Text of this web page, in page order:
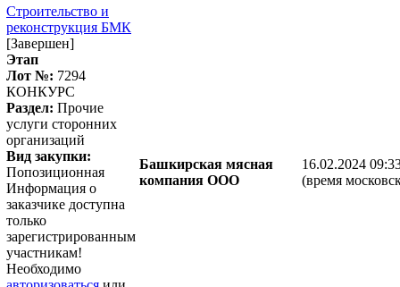
Строительство и
реконструкция БМК
[Завершен]
Этап
Лот №: 7294
КОНКУРС
Раздел: Прочие
услуги сторонних
организаций
Вид закупки:
Попозиционная
Информация о
заказчике доступна
только
зарегистрированным
участникам!
Необходимо
Башкирская мясная
компания ООО
16.02.2024
(время